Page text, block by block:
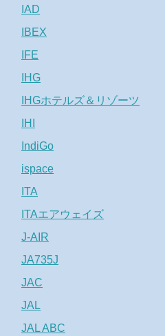
IAD
IBEX
IFE
IHG
IHGホテルズ＆リゾーツ
IHI
IndiGo
ispace
ITA
ITAエアウェイズ
J-AIR
JA735J
JAC
JAL
JAL ABC